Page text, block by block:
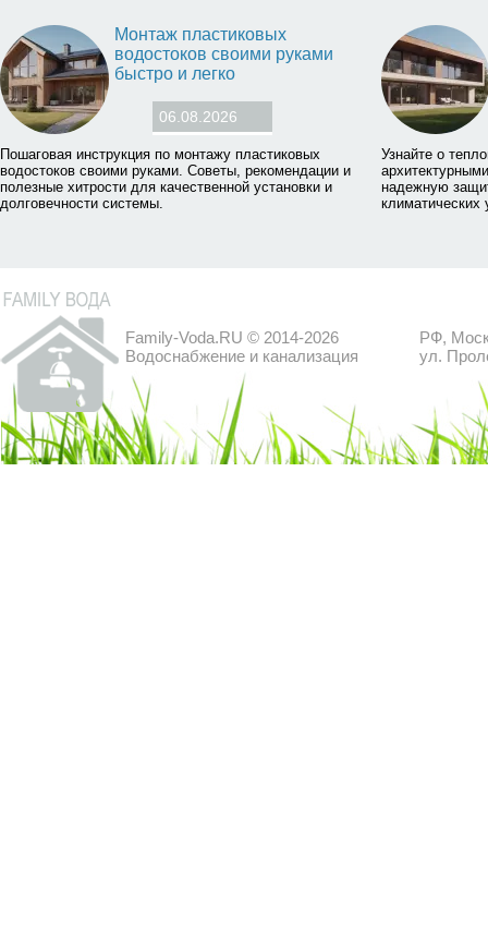
Монтаж пластиковых
водостоков своими руками
быстро и легко
06.08.2026
Пошаговая инструкция по монтажу пластиковых
водостоков своими руками. Советы, рекомендации и
полезные хитрости для качественной установки и
долговечности системы.
Узнайте о
надежную
климатических
Family-Voda.RU © 2014-2026
Водоснабжение и канализация
РФ,
ул.